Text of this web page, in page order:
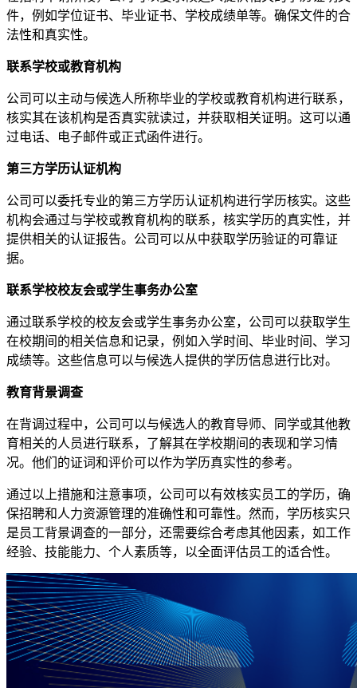
件，例如学位证书、毕业证书、学校成绩单等。确保文件的合
法性和真实性。
联系学校或教育机构
公司可以主动与候选人所称毕业的学校或教育机构进行联系，
核实其在该机构是否真实就读过，并获取相关证明。这可以通
过电话、电子邮件或正式函件进行。
第三方学历认证机构
公司可以委托专业的第三方学历认证机构进行学历核实。这些
机构会通过与学校或教育机构的联系，核实学历的真实性，并
提供相关的认证报告。公司可以从中获取学历验证的可靠证
据。
联系学校校友会或学生事务办公室
通过联系学校的校友会或学生事务办公室，公司可以获取学生
在校期间的相关信息和记录，例如入学时间、毕业时间、学习
成绩等。这些信息可以与候选人提供的学历信息进行比对。
教育背景调查
在背调过程中，公司可以与候选人的教育导师、同学或其他教
育相关的人员进行联系，了解其在学校期间的表现和学习情
况。他们的证词和评价可以作为学历真实性的参考。
通过以上措施和注意事项，公司可以有效核实员工的学历，确
保招聘和人力资源管理的准确性和可靠性。然而，学历核实只
是员工背景调查的一部分，还需要综合考虑其他因素，如工作
经验、技能能力、个人素质等，以全面评估员工的适合性。